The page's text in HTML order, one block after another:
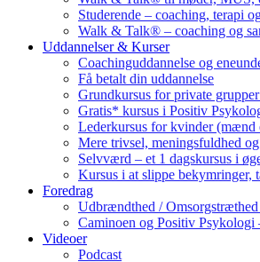
Studerende – coaching, terapi
Walk & Talk® – coaching og
Uddannelser & Kurser
Coachinguddannelse og
Få betalt din uddannelse
Grundkursus for private
Gratis* kursus i Positiv
Lederkursus for kvinder (mænd
Mere trivsel, meningsfuldhed
Selvværd – et 1 dagskursus i
Kursus i at slippe bekymringer,
Foredrag
Udbrændthed / Omsorgstræthed
Caminoen og Positiv Psykologi
Videoer
Podcast